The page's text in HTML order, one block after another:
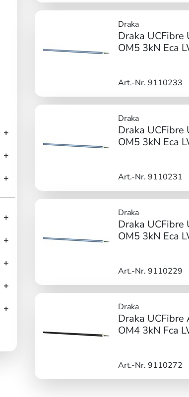
Draka
Draka UCFibre
OM5 3kN Eca
Art.-Nr. 9110233
Draka
Draka UCFibre
OM5 3kN Eca
Art.-Nr. 9110231
Draka
Draka UCFibre
OM5 3kN Eca
Art.-Nr. 9110229
Draka
Draka UCFibre
OM4 3kN Fca
Art.-Nr. 9110272